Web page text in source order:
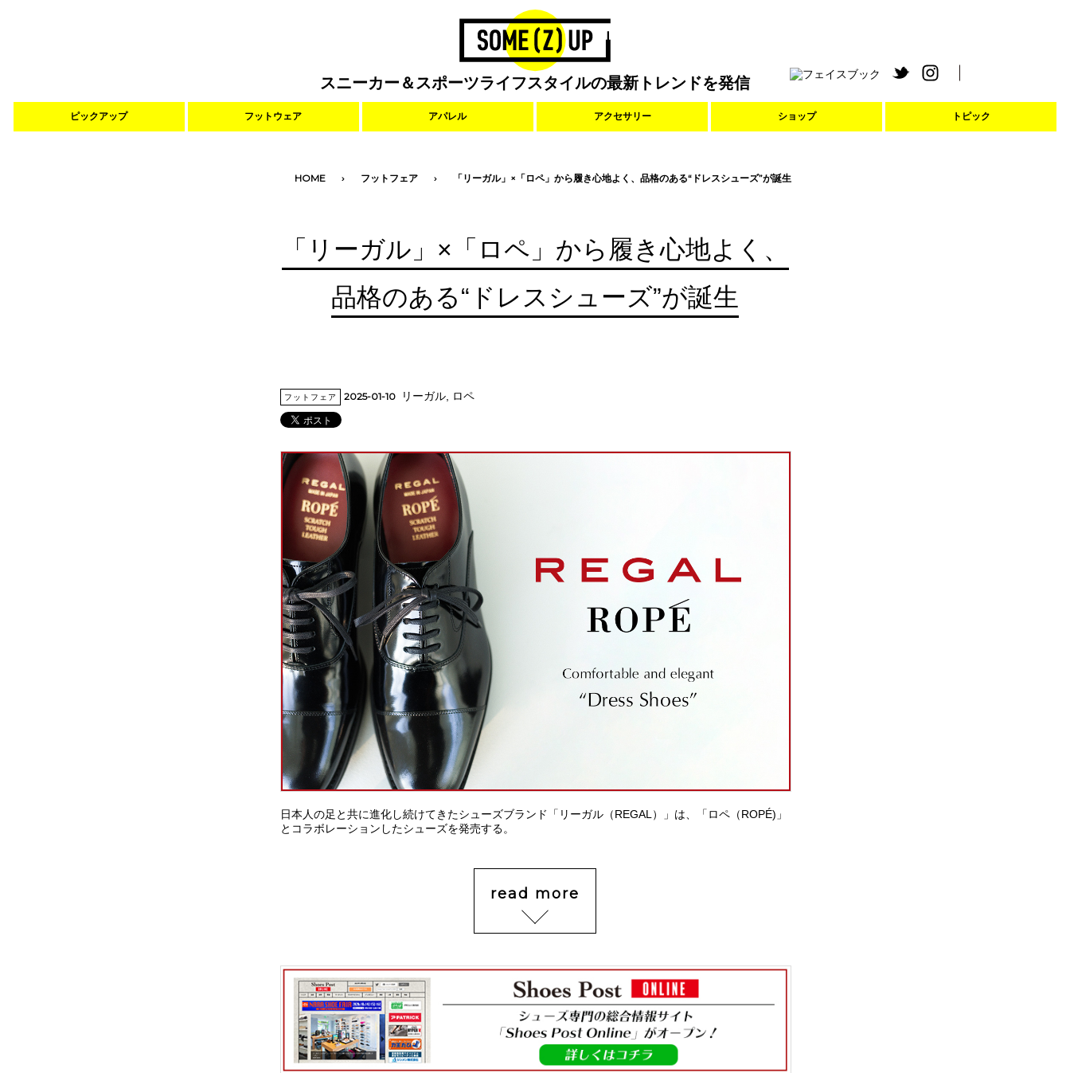
スニーカー＆スポーツライフスタイルの最新トレンドを発信
ピックアップ フットウェア アパレル アクセサリー ショップ トピック
HOME フットフェア 「リーガル」×「ロペ」から履き心地よく、品格のある“ドレスシューズ”が誕生
「リーガル」×「ロペ」から履き心地よく、
品格のある“ドレスシューズ”が誕生
フットフェア 2025-01-10 リーガル ロペ
日本人の足と共に進化し続けてきたシューズブランド「リーガル（REGAL）」は、「ロペ（ROPÉ)」
とコラボレーションしたシューズを発売する。
read more